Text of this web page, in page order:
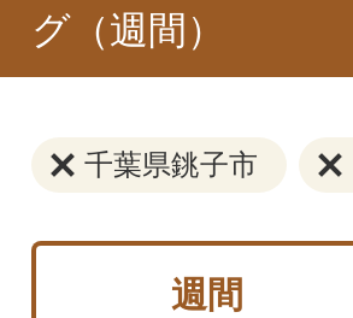
グ（週間）
千葉県銚子市
週間